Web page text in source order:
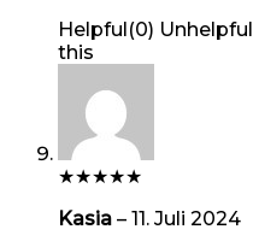
Helpful(0) Unhelpful
this
★★★★★
Kasia – 11. Juli 2024